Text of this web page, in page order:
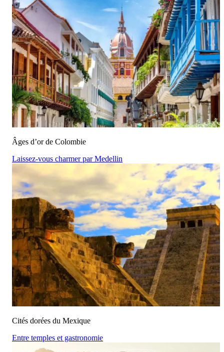
Âges d’or de Colombie
Laissez-vous charmer par Medellin
Cités dorées du Mexique
Entre temples et gastronomie